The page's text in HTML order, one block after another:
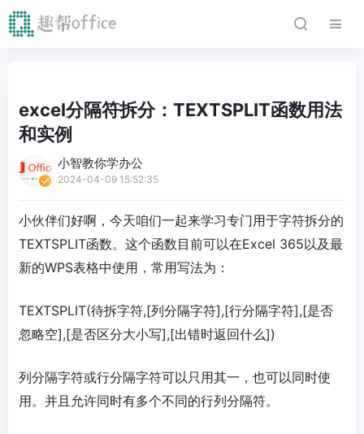
excel分隔符拆分：TEXTSPLIT函数用法
和实例
小智教你学办公
2024-04-09 15:52:35
小伙伴们好啊，今天咱们一起来学习专门用于字符拆分的
TEXTSPLIT函数。这个函数目前可以在Excel 365以及最
新的WPS表格中使用，常用写法为：
TEXTSPLIT(待拆字符,[列分隔字符],[行分隔字符],[是否
忽略空],[是否区分大小写],[出错时返回什么])
列分隔字符或行分隔字符可以只用其一，也可以同时使
用。并且允许同时有多个不同的行列分隔符。